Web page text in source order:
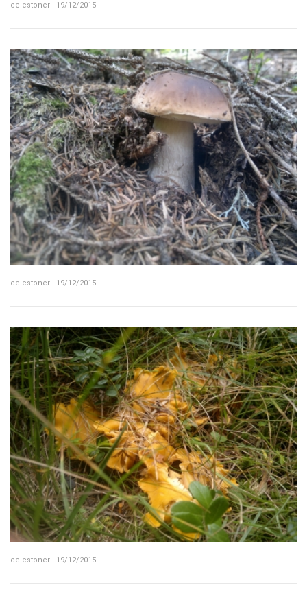
celestoner - 19/12/2015
celestoner - 19/12/2015
celestoner - 19/12/2015